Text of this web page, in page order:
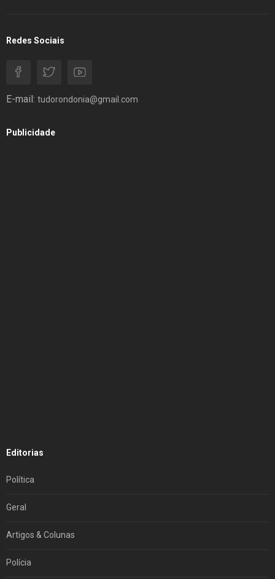
Redes Sociais
E-mail: tudorondonia@gmail.com
Publicidade
Editorias
Política
Geral
Artigos & Colunas
Polícia